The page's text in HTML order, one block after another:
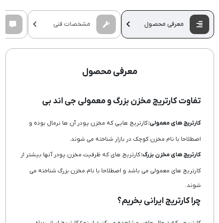
معرفی محصول مشخصات فنی
معرفی محصول
تفاوت کارتریج مخزن بزرگ و معمولی جی اند بی
کارتریج های معمولی:کارتریج هایی که مخزن پودر آن ها نرمال بوده و
اصطلاحا با نام مخزن کوچک در بازار شناخته می شوند.
کارتریج های مخزن بزرگ:کارتریج های که ظرفیت مخزن پودر آنها بیشتر از
کارتریج های معمولی می باشد و اصطلاحا با نام مخزن بزرگ شناخته می
شوند.
چرا کارتریج ایرانی بخریم؟